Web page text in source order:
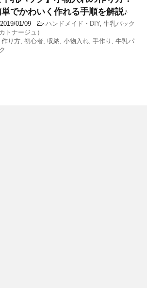
でかわいく作れる手順を解説♪
2019/01/09 -ハンドメイド・DIY, 牛乳パック
カトナージュ）
作り方, 初心者, 収納, 小物入れ, 手作り , 牛乳パ